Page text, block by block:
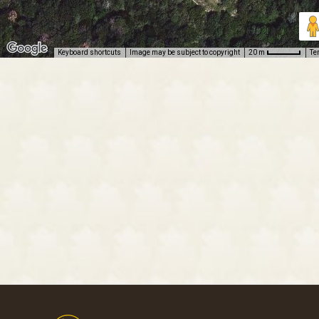
Keyboard shortcuts Image may be subject to copyright 20 m